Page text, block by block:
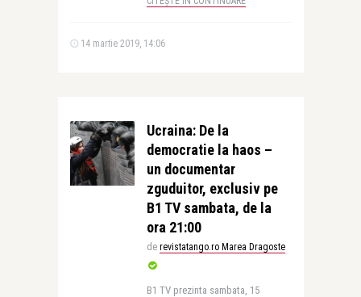
14 martie 2019, 14:06
Ucraina: De la
democratie la haos –
un documentar
zguduitor, exclusiv pe
B1 TV sambata, de la
ora 21:00
de revistatango.ro Marea Dragoste
B1 TV prezinta sambata, 15